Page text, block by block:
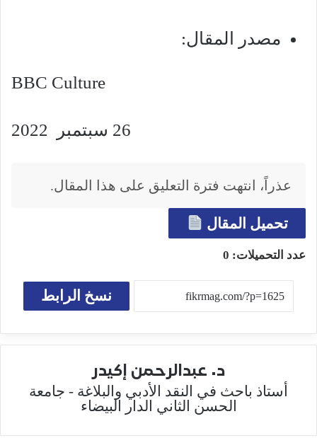
مصدر المقال:
BBC Culture
26 سبتمبر 2022
عذراً، انتهت فترة التعليق على هذا المقال.
تحميل المقال
عدد التحميلات: 0
نسخ الرابط
د. عبدالرحمن إكيدر
أستاذ باحث في النقد الأدبي والبلاغة - جامعة
الحسن الثاني الدار البيضاء